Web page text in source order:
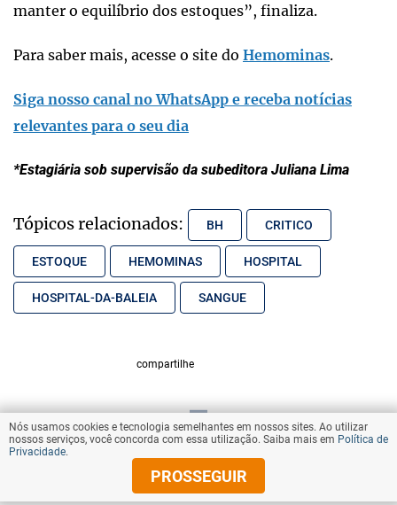
manter o equilíbrio dos estoques”, finaliza.
Para saber mais, acesse o site do Hemominas.
Siga nosso canal no WhatsApp e receba notícias
relevantes para o seu dia
*Estagiária sob supervisão da subeditora Juliana Lima
Tópicos relacionados: BH CRITICO
ESTOQUE HEMOMINAS HOSPITAL
HOSPITAL-DA-BALEIA SANGUE
compartilhe
VOLTAR AO TOPO
© Copyright 2026 Diários Associados
Nós usamos cookies e tecnologia semelhantes em nossos sites. Ao utilizar
nossos serviços, você concorda com essa utilização. Saiba mais em Política de
Privacidade.
PROSSEGUIR